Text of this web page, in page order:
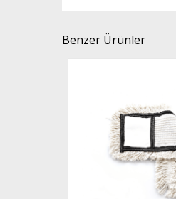
Benzer Ürünler